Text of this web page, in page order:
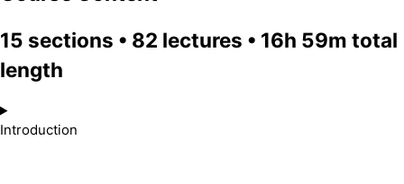
15 sections • 82 lectures • 16h 59m total
length
Introduction